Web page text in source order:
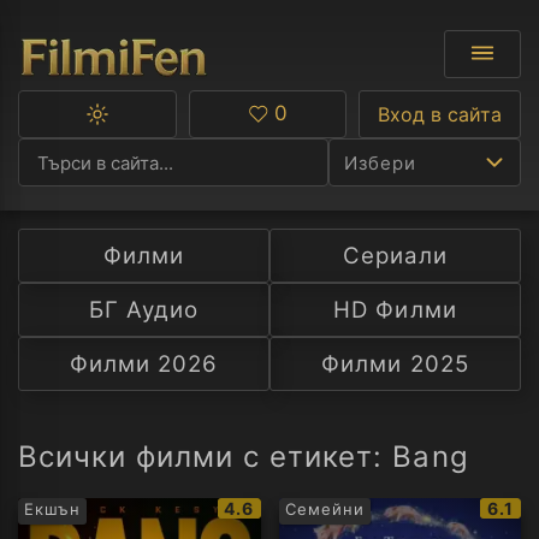
Избери
Ф
С
А
Превключване
тъмна
тема
Любими
0 Вход в сайта
Филми
Сериали
БГ Аудио
HD Филми
Филми 2026
Филми 2025
Всички филми с етикет: Bang
Екшън
IMDb
рейтинг:
4.6 Семейни
IMDb
6.1